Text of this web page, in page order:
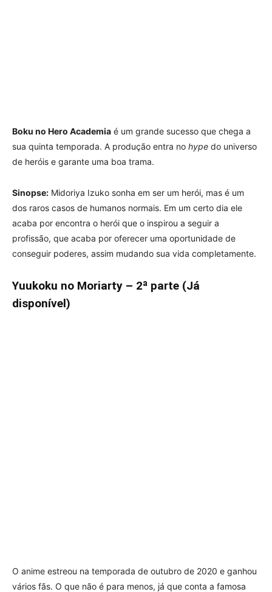
Boku no Hero Academia é um grande sucesso que chega a
sua quinta temporada. A produção entra no hype do universo
de heróis e garante uma boa trama.
Sinopse: Midoriya Izuko sonha em ser um herói, mas é um
dos raros casos de humanos normais. Em um certo dia ele
acaba por encontra o herói que o inspirou a seguir a
profissão, que acaba por oferecer uma oportunidade de
conseguir poderes, assim mudando sua vida completamente.
Yuukoku no Moriarty – 2ª parte (Já
disponível)
O anime estreou na temporada de outubro de 2020 e ganhou
vários fãs. O que não é para menos, já que conta a famosa